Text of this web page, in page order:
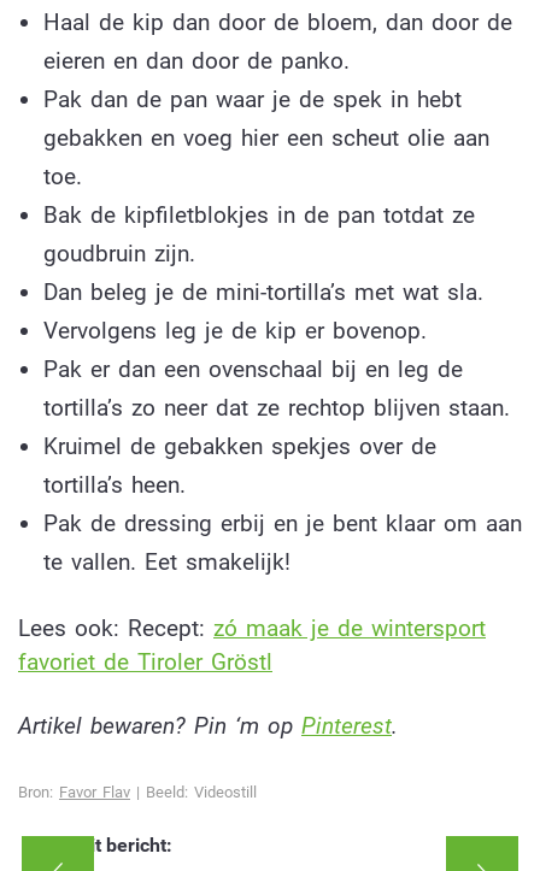
Haal de kip dan door de bloem, dan door de
eieren en dan door de panko.
Pak dan de pan waar je de spek in hebt
gebakken en voeg hier een scheut olie aan
toe.
Bak de kipfiletblokjes in de pan totdat ze
goudbruin zijn.
Dan beleg je de mini-tortilla’s met wat sla.
Vervolgens leg je de kip er bovenop.
Pak er dan een ovenschaal bij en leg de
tortilla’s zo neer dat ze rechtop blijven staan.
Kruimel de gebakken spekjes over de
tortilla’s heen.
Pak de dressing erbij en je bent klaar om aan
te vallen. Eet smakelijk!
Lees ook: Recept: zó maak je de wintersport
favoriet de Tiroler Gröstl
Artikel bewaren? Pin ‘m op Pinterest.
Bron: Favor Flav | Beeld: Videostill
Deel dit bericht: